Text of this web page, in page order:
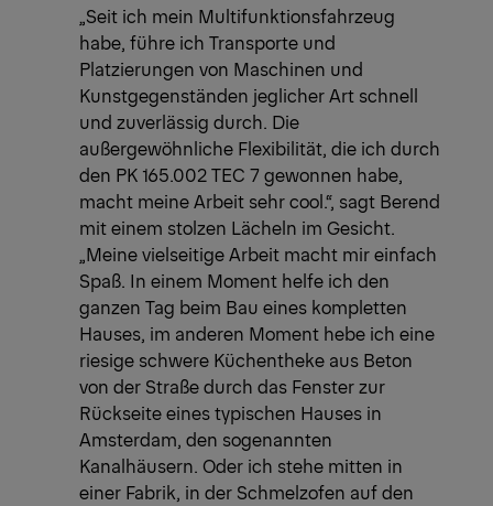
„Seit ich mein Multifunktionsfahrzeug
habe, führe ich Transporte und
Platzierungen von Maschinen und
Kunstgegenständen jeglicher Art schnell
und zuverlässig durch. Die
außergewöhnliche Flexibilität, die ich durch
den PK 165.002 TEC 7 gewonnen habe,
macht meine Arbeit sehr cool.“, sagt Berend
mit einem stolzen Lächeln im Gesicht.
„Meine vielseitige Arbeit macht mir einfach
Spaß. In einem Moment helfe ich den
ganzen Tag beim Bau eines kompletten
Hauses, im anderen Moment hebe ich eine
riesige schwere Küchentheke aus Beton
von der Straße durch das Fenster zur
Rückseite eines typischen Hauses in
Amsterdam, den sogenannten
Kanalhäusern. Oder ich stehe mitten in
einer Fabrik, in der Schmelzofen auf den